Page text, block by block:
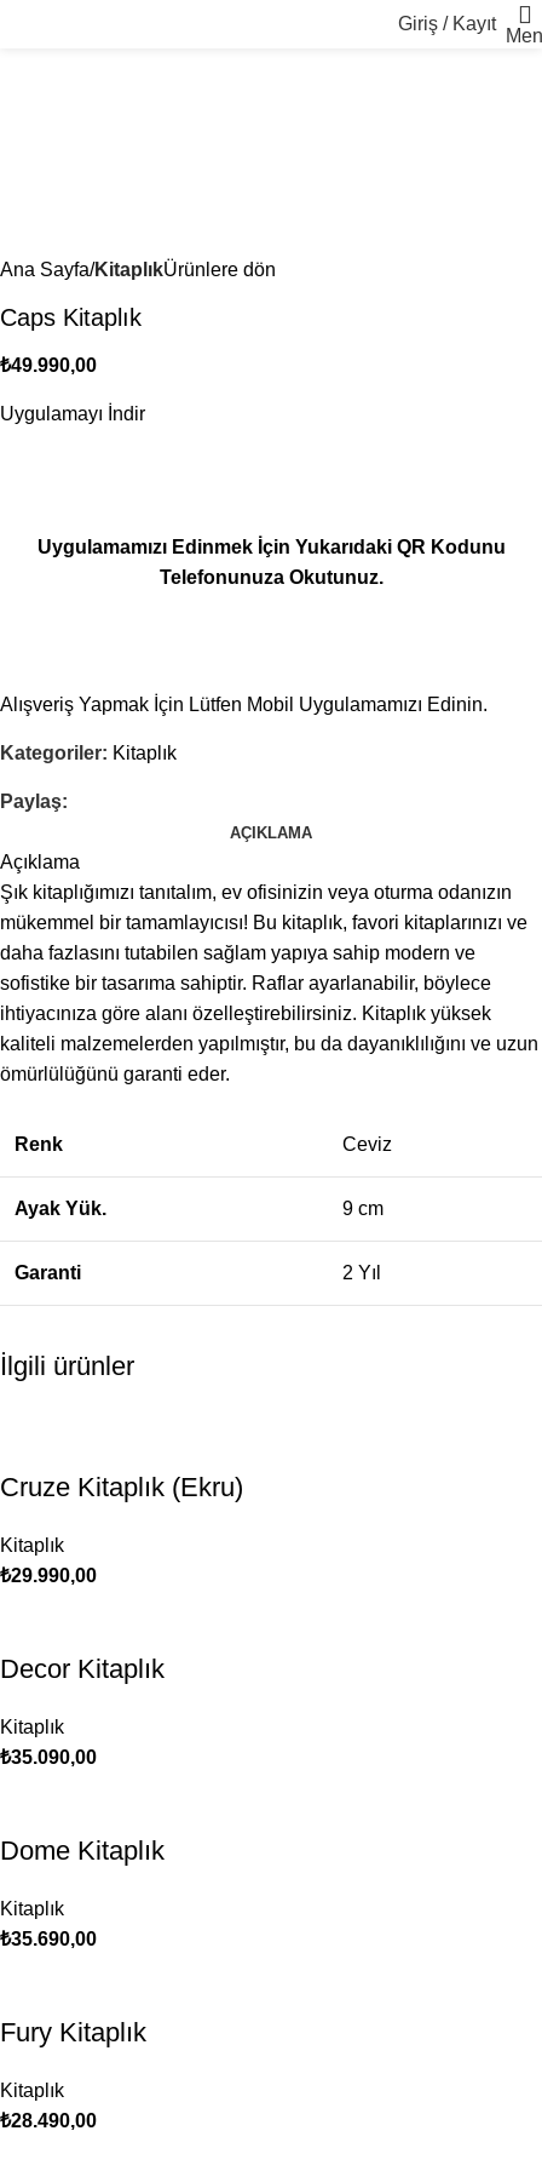
Giriş / Kayıt
Ana Sayfa KitaplıkÜrünlere dön
Caps Kitaplık
₺49.990,00
Uygulamayı İndir
Uygulamamızı Edinmek İçin Yukarıdaki QR Kodunu
Telefonunuza Okutunuz.
Alışveriş Yapmak İçin Lütfen Mobil Uygulamamızı Edinin.
Kategoriler: Kitaplık
Paylaş:
AÇIKLAMA
Açıklama
Şık kitaplığımızı tanıtalım, ev ofisinizin veya oturma odanızın
mükemmel bir tamamlayıcısı! Bu kitaplık, favori kitaplarınızı ve
daha fazlasını tutabilen sağlam yapıya sahip modern ve
sofistike bir tasarıma sahiptir. Raflar ayarlanabilir, böylece
ihtiyacınıza göre alanı özelleştirebilirsiniz. Kitaplık yüksek
kaliteli malzemelerden yapılmıştır, bu da dayanıklılığını ve uzun
ömürlülüğünü garanti eder.
Renk Ceviz
Ayak Yük. 9 cm
Garanti 2 Yıl
İlgili ürünler
Cruze Kitaplık (Ekru)
Kitaplık
₺29.990,00
Decor Kitaplık
Kitaplık
₺35.090,00
Dome Kitaplık
Kitaplık
₺35.690,00
Fury Kitaplık
Kitaplık
₺28.490,00